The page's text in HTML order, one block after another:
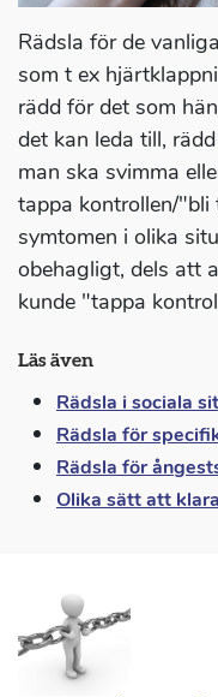
Rädsla för de
som t ex
rädd för det som
det kan leda till,
man ska svimma
tappa kontrollen/
symtomen i olika
obehagligt, dels att
kunde "tappa
Läs även
Rädsla i sociala
Rädsla för
Rädsla för
Olika sätt att klara